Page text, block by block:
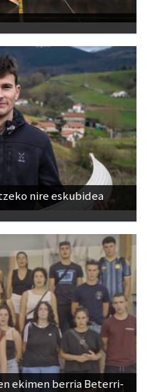
nire eskubidea
ekimen berria Beterri-